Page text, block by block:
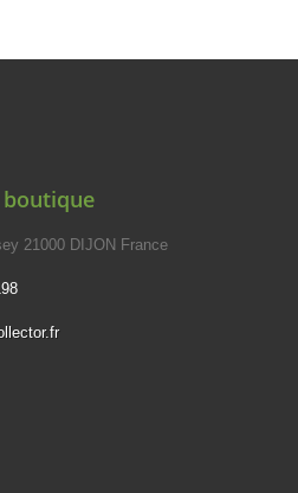
21000 DIJON France